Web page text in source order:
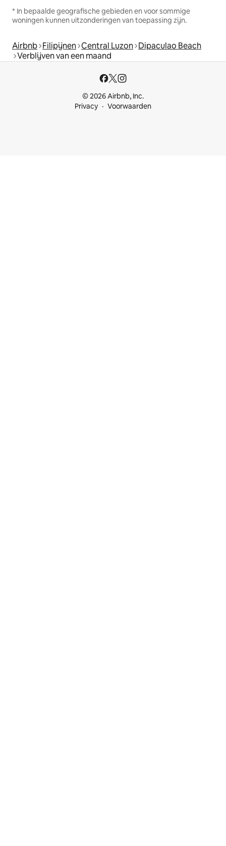
* In bepaalde geografische gebieden en voor sommige
woningen kunnen uitzonderingen van toepassing zijn.
Airbnb Filipijnen Central Luzon Dipaculao Beach
Verblijven van een maand
© 2026 Airbnb, Inc.
Privacy
Voorwaarden